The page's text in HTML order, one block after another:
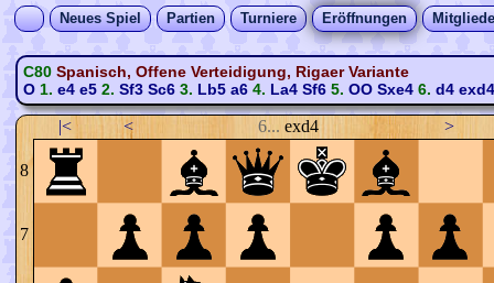
Neues Spiel Partien Turniere Eröffnungen
C80 Spanisch, Offene Verteidigung, Rigaer Variante
O1. e4 e52. Sf3 Sc63. Lb5 a64. La4 Sf65. OO Sxe46. d4 exd4
|< < 6... exd4 >
8
7